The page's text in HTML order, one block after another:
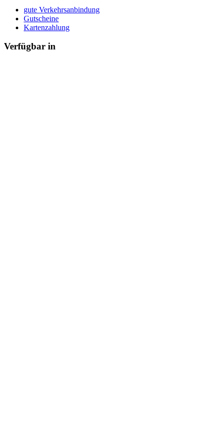
gute Verkehrsanbindung
Gutscheine
Kartenzahlung
Verfügbar in